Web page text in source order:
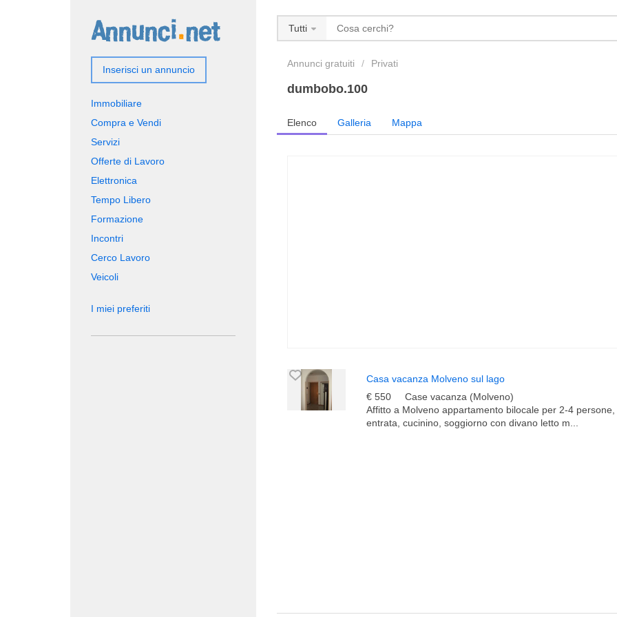
Tutti
Annunci gratuiti Privati
dumbobo.100
Elenco Galleria Mappa
Casa vacanza Molveno sul lago
€ 550
Case vacanza (Molveno)
Affitto a Molveno appartamento bilocale per 2-4
entrata, cucinino, soggiorno con divano letto m...
Inserisci un annuncio
Immobiliare
Compra e Vendi
Servizi
Offerte di Lavoro
Elettronica
Tempo Libero
Formazione
Incontri
Cerco Lavoro
Veicoli
I miei preferiti